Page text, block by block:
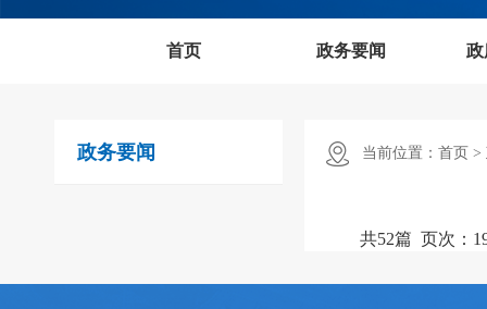
首页 政务要闻 政
政务要闻 当前位置： 首页 >
共52篇 页次：